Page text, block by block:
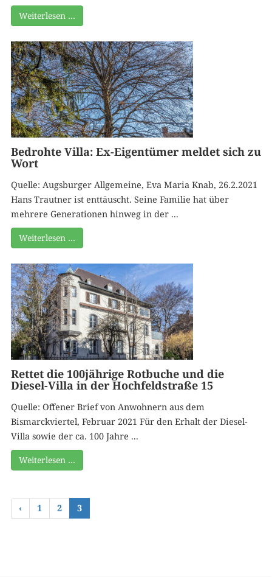
Weiterlesen …
Bedrohte Villa: Ex-Eigentümer meldet sich zu
Wort
Quelle: Augsburger Allgemeine, Eva Maria Knab, 26.2.2021
Hans Trautner ist enttäuscht. Seine Familie hat über
mehrere Generationen hinweg in der ...
Weiterlesen …
Rettet die 100jährige Rotbuche und die
Diesel-Villa in der Hochfeldstraße 15
Quelle: Offener Brief von Anwohnern aus dem
Bismarckviertel, Februar 2021 Für den Erhalt der Diesel-
Villa sowie der ca. 100 Jahre ...
Weiterlesen …
‹ 1 2 3